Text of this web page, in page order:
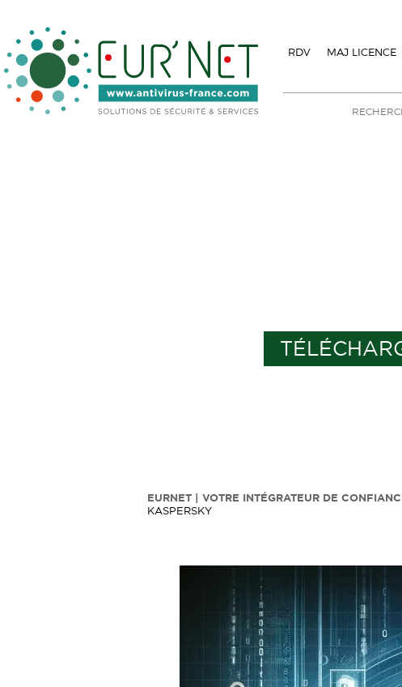
RDV MAJ LICENCE
EURNET | VOTRE INTÉGRATEUR DE
KASPERSKY